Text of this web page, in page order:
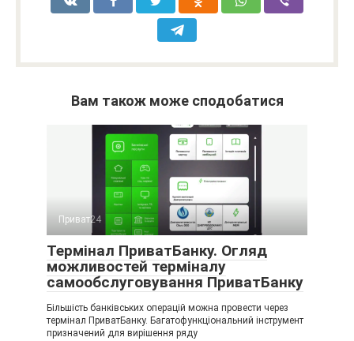
Вам також може сподобатися
Приват24
Термінал ПриватБанку. Огляд
можливостей терміналу
самообслуговування ПриватБанку
Більшість банківських операцій можна провести через
термінал ПриватБанку. Багатофункціональний інструмент
призначений для вирішення ряду